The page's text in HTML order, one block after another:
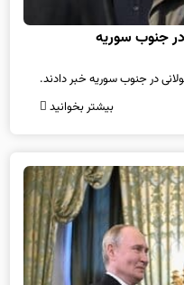
در جنوب سوریه
در جنوب سوریه خبر دادند.
بیشتر بخوانید